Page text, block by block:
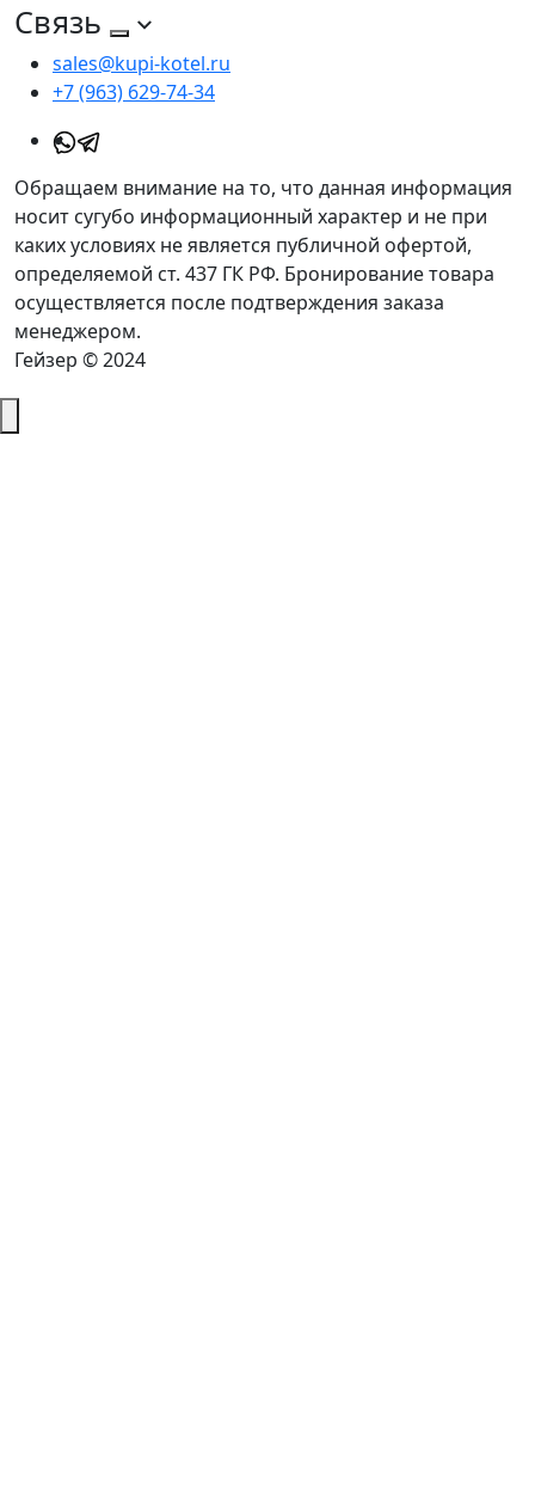
Связь
sales@kupi-kotel.ru
+7 (963) 629-74-34
Обращаем внимание на то, что данная информация
носит сугубо информационный характер и не при
каких условиях не является публичной офертой,
определяемой ст. 437 ГК РФ. Бронирование товара
осуществляется после подтверждения заказа
менеджером.
Гейзер © 2024